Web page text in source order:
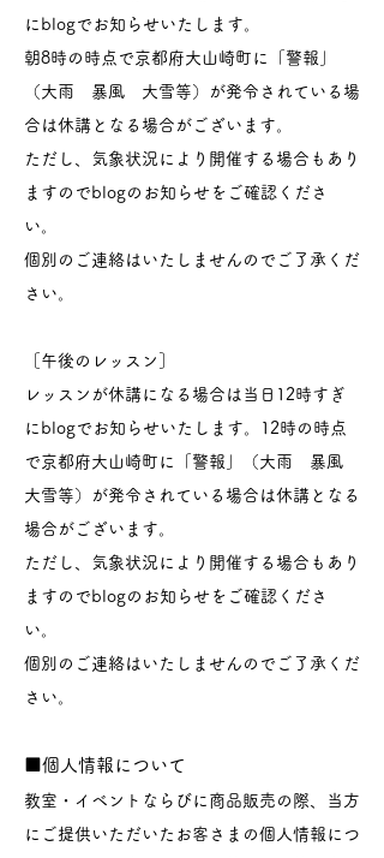
にblogでお知らせいたします。
朝8時の時点で京都府大山崎町に「警報」
（大雨 暴風 大雪等）が発令されている場
合は休講となる場合がございます。
ただし、気象状況により開催する場合もあり
ますのでblogのお知らせをご確認くださ
い。
個別のご連絡はいたしませんのでご了承くだ
さい。
［午後のレッスン］
レッスンが休講になる場合は当日12時すぎ
にblogでお知らせいたします。12時の時点
で京都府大山崎町に「警報」（大雨 暴風
大雪等）が発令されている場合は休講となる
場合がございます。
ただし、気象状況により開催する場合もあり
ますのでblogのお知らせをご確認くださ
い。
個別のご連絡はいたしませんのでご了承くだ
さい。
■個人情報について
教室・イベントならびに商品販売の際、当方
にご提供いただいたお客さまの個人情報につ